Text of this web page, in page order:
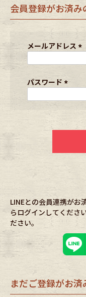
ご利用ガイド
店舗紹介
年代から探す
メン
Tops
Bottoms
レディ
Outer
会員登録がお済み
メールアドレス
)
パスワード
LINEとの会員連携がお
らログインしてくださ
ださい。
まだご登録がお